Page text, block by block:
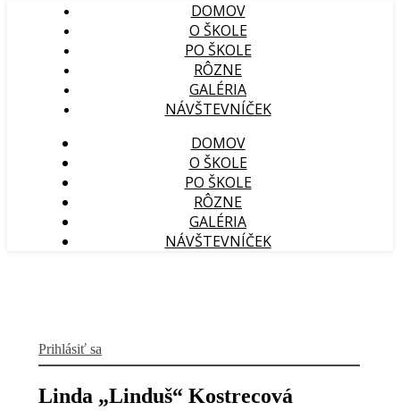
DOMOV
O ŠKOLE
PO ŠKOLE
RÔZNE
GALÉRIA
NÁVŠTEVNÍČEK
DOMOV
O ŠKOLE
PO ŠKOLE
RÔZNE
GALÉRIA
NÁVŠTEVNÍČEK
Prihlásiť sa
Linda „Linduš“ Kostrecová